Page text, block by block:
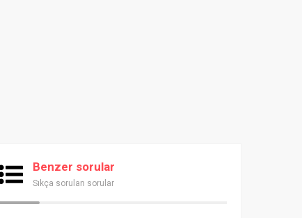
Benzer sorular
Sıkça sorulan sorular